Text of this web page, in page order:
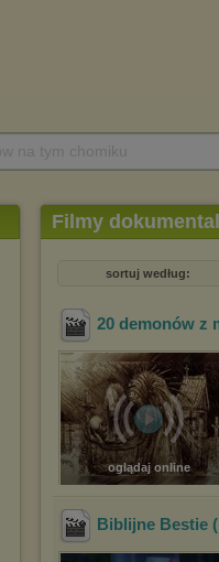
Filmy
sortuj według:
20 demonów z
oglądaj online
Biblijne Bestie